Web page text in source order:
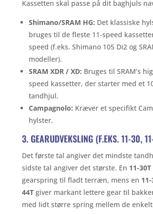
Kassetten skal passe på dit baghjuls
Shimano/SRAM HG: Det klassiske
bruges til de fleste 11-speed
speed (f.eks. Shimano 105 Di2 og
modeller).
SRAM XDR / XD: Bruges til SRAM’s
speed kassetter, der starter med et
tandhjul.
Campagnolo: Kræver et specifikt
hylster.
3. GEARUDVEKSLING (F.EKS. 11-30,
Det første tal angiver det mindste
sidste tal angiver det største. En 11-30T
gearspring til fladt terræn, mens en
44Tgiver markant lettere gear til
med lidt større spring mellem de